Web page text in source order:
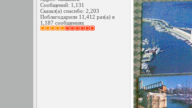
Сообщений: 1,131
Сказал(а) спасибо: 2,203
Поблагодарили 11,412 раз(а) в
1,187 сообщениях